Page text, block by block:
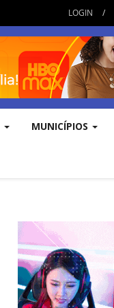
LOGIN /
MUNICÍPIOS